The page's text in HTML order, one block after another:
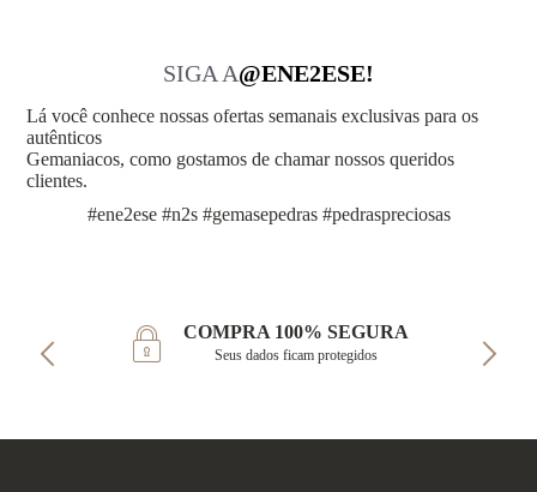
SIGA A@ENE2ESE!
Lá você conhece nossas ofertas semanais exclusivas para os
autênticos
Gemaniacos, como gostamos de chamar nossos queridos
clientes.
#ene2ese #n2s #gemasepedras #pedraspreciosas
COMPRA 100% SEGURA
Seus dados ficam protegidos